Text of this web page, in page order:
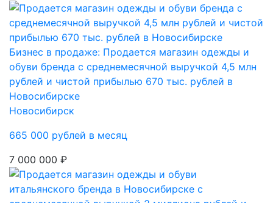
Бизнес в продаже: Продается магазин одежды и
обуви бренда с среднемесячной выручкой 4,5 млн
рублей и чистой прибылью 670 тыс. рублей в
Новосибирске
Новосибирск
665 000 рублей в месяц
7 000 000 ₽